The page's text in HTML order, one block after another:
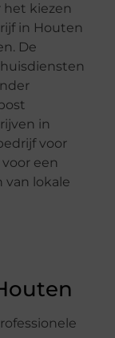
het kiezen
in Houten
De
in
voor
een
van lokale